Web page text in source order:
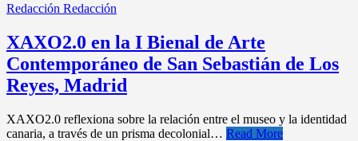
Redacción Redacción
XAXO2.0 en la I Bienal de Arte
Contemporáneo de San Sebastián de Los
Reyes, Madrid
XAXO2.0 reflexiona sobre la relación entre el museo y la identidad
canaria, a través de un prisma decolonial… Read More